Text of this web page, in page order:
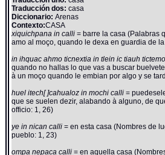
Traducción dos: casa
Diccionario:Arenas
Contexto:CASA
xiquichpana in calli= barre la casa (Palabras
amo al moço, quando le dexa en guardia de
in ihquac ahmo ticnextia in tlein ic tiauh
quando no hallas lo que vas a buscar
à un moço quando le embian por algo y se
huel itech[ ]cahualoz in mochi calli=
que se suelen dezir, alabando à alguno, de
officio: 1, 26)
ye in nican calli= en esta casa (Nombres de
pueblo: 1, 23)
ompa nepaca calli= en aquella casa